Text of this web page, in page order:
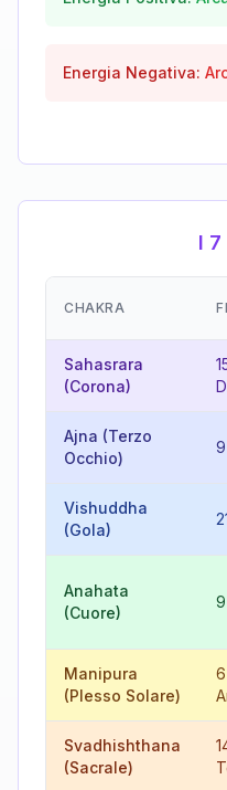
Energia Negativa:
I 7
CHAKRA
Sahasrara
(Corona)
Ajna (Terzo
Occhio)
9
Vishuddha
(Gola)
Anahata
(Cuore)
9
Manipura
(Plesso Solare)
6
Svadhishthana
(Sacrale)